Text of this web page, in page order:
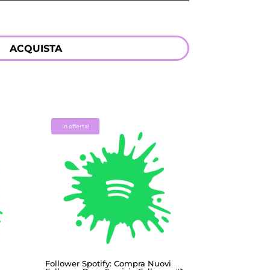
ACQUISTA
In offerta!
Follower Spotify: Compra Nuovi